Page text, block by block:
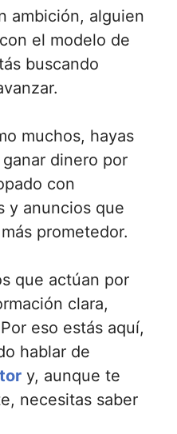
ambición, alguien
el modelo de
buscando
muchos, hayas
dinero por
con
y anuncios que
prometedor.
que actúan por
clara,
eso estás aquí,
hablar de
y, aunque te
necesitas saber